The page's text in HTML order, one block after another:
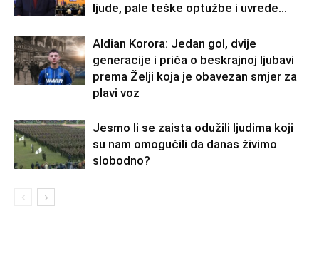
ljude, pale teške optužbe i uvrede…
Aldian Korora: Jedan gol, dvije
generacije i priča o beskrajnoj ljubavi
prema Želji koja je obavezan smjer za
plavi voz
Jesmo li se zaista odužili ljudima koji
su nam omogućili da danas živimo
slobodno?